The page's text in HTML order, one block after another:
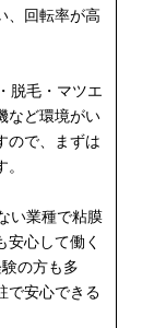
、回転率が高
脱毛・マツエ
など環境がい
ので、まずは
い業種で粘膜
安心して働く
の方も多
で安心できる